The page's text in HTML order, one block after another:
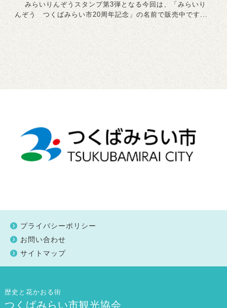
みらいりんぞうスタンプ第3弾となる今回は、「みらいり
んぞう つくばみらい市20周年記念」の名前で販売中です...
プライバシーポリシー
お問い合わせ
サイトマップ
歴史と花かおる街
つくばみらい市観光協会